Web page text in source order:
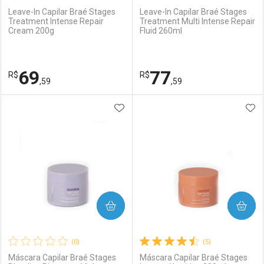
Leave-In Capilar Braé Stages
Treatment Intense Repair
Cream 200g
R$69,59
Leave-In Capilar Braé Stages
Treatment Multi Intense Repair
Fluid 260ml
R$77,59
(0)
Máscara Capilar Braé Stages
ADICIONAR AOS FAVORITOS
COMPRAR
(5)
Máscara Capilar Braé Stages
COMPRAR